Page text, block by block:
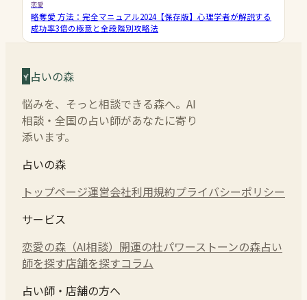
恋愛
略奪愛 方法：完全マニュアル2024【保存版】心理学者が解説する
成功率3倍の極意と全段階別攻略法
占いの森
悩みを、そっと相談できる森へ。AI
相談・全国の占い師があなたに寄り
添います。
占いの森
トップページ運営会社利用規約プライバシーポリシー
サービス
恋愛の森（AI相談） 開運の杜パワーストーンの森占い
師を探す店舗を探すコラム
占い師・店舗の方へ